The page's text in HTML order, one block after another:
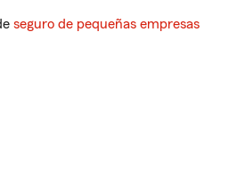
seguro de pequeñas empresas